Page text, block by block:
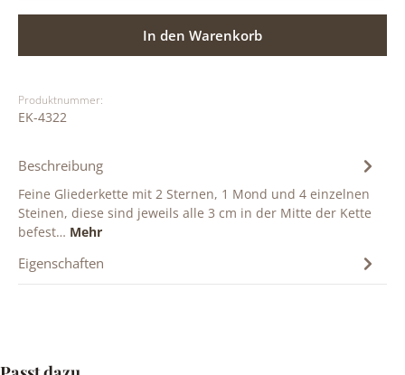
In den Warenkorb
Produktnummer:
EK-4322
Beschreibung
Feine Gliederkette mit 2 Sternen, 1 Mond und 4 einzelnen
Steinen, diese sind jeweils alle 3 cm in der Mitte der Kette
befest… Mehr
Eigenschaften
Produktgalerie überspringen